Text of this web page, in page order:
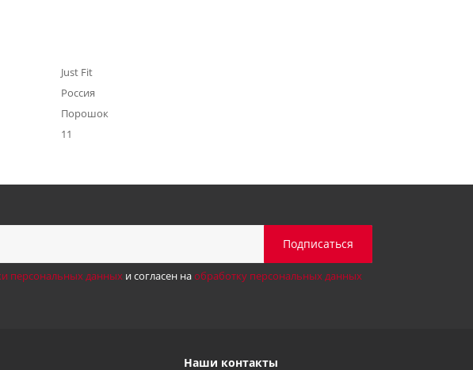
Just Fit
Россия
Порошок
11
персональных данныхи согласен наобработку персональных данных
Наши контакты